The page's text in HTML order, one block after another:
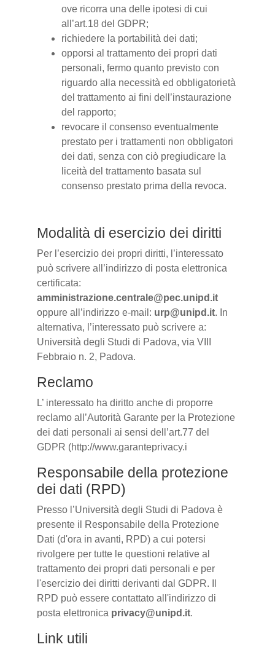
ove ricorra una delle ipotesi di cui
all’art.18 del GDPR;
richiedere la portabilità dei dati;
opporsi al trattamento dei propri dati
personali, fermo quanto previsto con
riguardo alla necessità ed obbligatorietà
del trattamento ai fini dell’instaurazione
del rapporto;
revocare il consenso eventualmente
prestato per i trattamenti non obbligatori
dei dati, senza con ciò pregiudicare la
liceità del trattamento basata sul
consenso prestato prima della revoca.
Modalità di esercizio dei diritti
Per l’esercizio dei propri diritti, l’interessato
può scrivere all’indirizzo di posta elettronica
certificata:
amministrazione.centrale@pec.unipd.it
oppure all’indirizzo e-mail: urp@unipd.it. In
alternativa, l’interessato può scrivere a:
Università degli Studi di Padova, via VIII
Febbraio n. 2, Padova.
Reclamo
L’ interessato ha diritto anche di proporre
reclamo all’Autorità Garante per la Protezione
dei dati personali ai sensi dell’art.77 del
GDPR (http://www.garanteprivacy.i
Responsabile della protezione
dei dati (RPD)
Presso l’Università degli Studi di Padova è
presente il Responsabile della Protezione
Dati (d'ora in avanti, RPD) a cui potersi
rivolgere per tutte le questioni relative al
trattamento dei propri dati personali e per
l'esercizio dei diritti derivanti dal GDPR. Il
RPD può essere contattato all'indirizzo di
posta elettronica privacy@unipd.it.
Link utili